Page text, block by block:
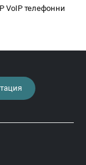
VoIP телефонни